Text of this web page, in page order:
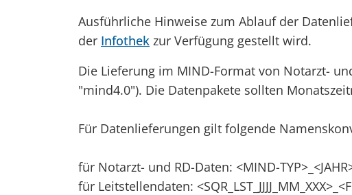
Ausführliche Hinweise zum Ablauf der
der Infothek zur Verfügung gestellt wird.
Die Lieferung im MIND-Format von Notarzt-
"mind4.0"). Die Datenpakete sollten
Für Datenlieferungen gilt folgende
für Notarzt- und RD-Daten: <MIND-
für Leitstellendaten: